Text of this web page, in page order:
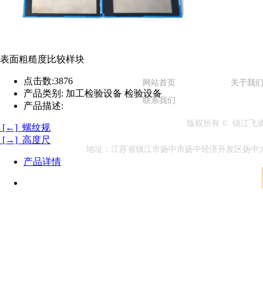
表面粗糙度比较样块
点击数:3876
产品类别: 加工检验设备 检验设备
产品描述:
[←] 螺纹规
[→] 高度尺
产品详情
网站首页
关于我们
联系我们
版权所有 © 镇江飞
地址：江苏省镇江市扬中市扬中经济开发区扬